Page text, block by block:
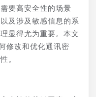
要高安全性的场景
及涉及敏感信息的系
显得尤为重要。本文
修改和优化通讯密
。